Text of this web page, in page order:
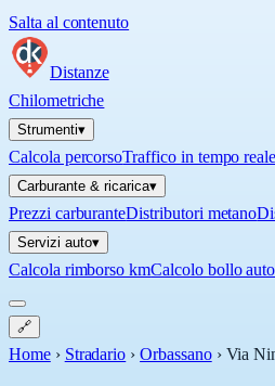
Salta al contenuto
Distanze
Chilometriche
Strumenti▾
Calcola percorsoTraffico in tempo reale
Carburante & ricarica▾
Prezzi carburanteDistributori metano
Servizi auto▾
Calcola rimborso kmCalcolo bollo auto
🔗
Home › Stradario › Orbassano › Via